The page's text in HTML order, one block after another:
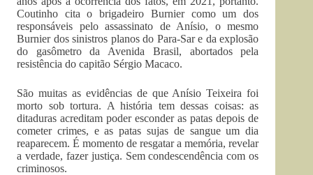
Coutinho cita o brigadeiro Burnier como um dos
responsáveis pelo assassinato de Anísio, o mesmo
Burnier dos sinistros planos do Para-Sar e da explosão
do gasômetro da Avenida Brasil, abortados pela
resistência do capitão Sérgio Macaco.
São muitas as evidências de que Anísio Teixeira foi
morto sob tortura. A história tem dessas coisas: as
ditaduras acreditam poder esconder as patas depois de
cometer crimes, e as patas sujas de sangue um dia
reaparecem. É momento de resgatar a memória, revelar
a verdade, fazer justiça. Sem condescendência com os
criminosos.